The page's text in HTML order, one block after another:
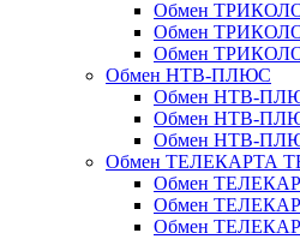
Обмен
Обмен
Обмен
Обмен НТВ-ПЛЮС
Обмен НТВ-
Обмен НТВ-
Обмен НТВ-
Обмен ТЕЛЕКАРТА
Обмен
Обмен
Обмен